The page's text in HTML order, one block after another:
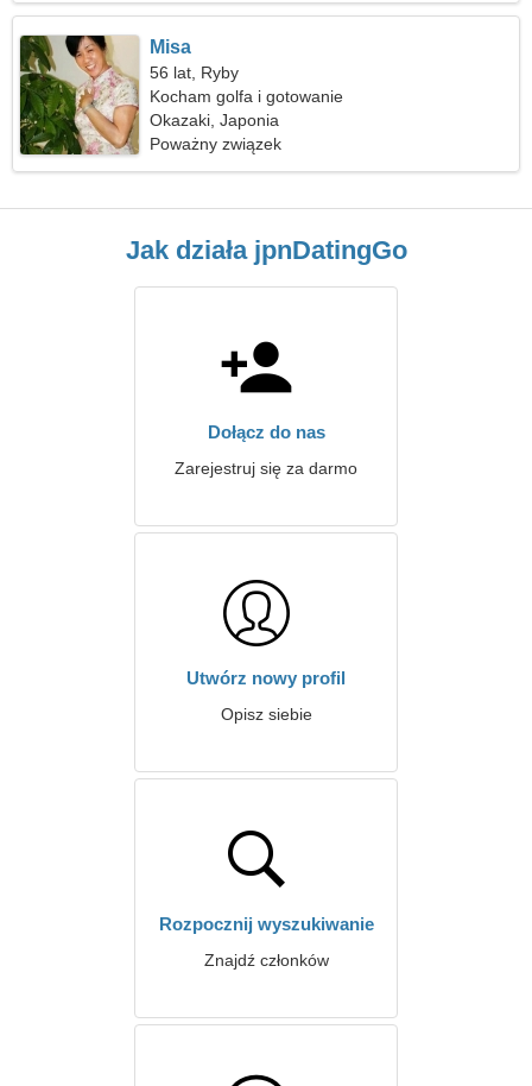
Misa
56 lat, Ryby
Kocham golfa i gotowanie
Okazaki, Japonia
Poważny związek
Jak działa jpnDatingGo
Dołącz do nas
Zarejestruj się za darmo
Utwórz nowy profil
Opisz siebie
Rozpocznij wyszukiwanie
Znajdź członków